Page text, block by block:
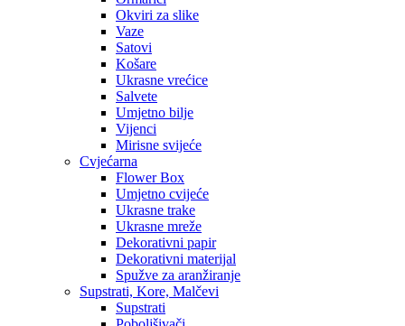
Okviri za slike
Vaze
Satovi
Košare
Ukrasne vrećice
Salvete
Umjetno bilje
Vijenci
Mirisne svijeće
Cvjećarna
Flower Box
Umjetno cvijeće
Ukrasne trake
Ukrasne mreže
Dekorativni papir
Dekorativni materijal
Spužve za aranžiranje
Supstrati, Kore, Malčevi
Supstrati